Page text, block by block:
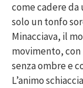
come cadere
solo un tonfo
Minacciava, il
movimento,
senza ombre e
L’animo